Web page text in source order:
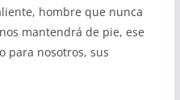
hombre que nunca
mantendrá de pie, ese
para nosotros, sus